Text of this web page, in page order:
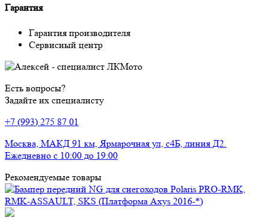
Гарантия
Гарантия производителя
Сервисный центр
Есть вопросы?
Задайте их специалисту
+7 (993) 275 87 01
Москва, МАКД 91 км, Ярмарочная ул, с4Б, линия Д2.
Ежедневно с 10:00 до 19:00
Рекомендуемые товары